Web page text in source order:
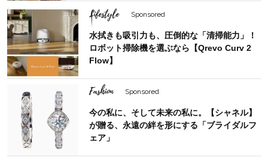
Lifestyle Sponsored
水拭きも吸引力も、圧倒的な「清掃能力」！
ロボット掃除機を選ぶなら【Qrevo Curv 2
Flow】
Fashion Sponsored
今の私に、そして未来の私に。【シャネル】
が贈る、永遠の絆を形にする「ブライダルフ
ェア」